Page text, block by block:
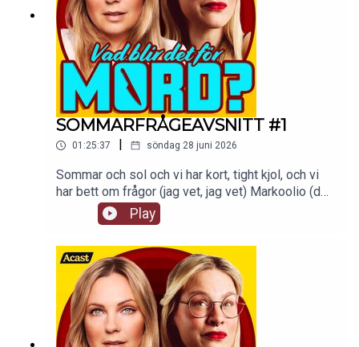
SOMMARFRÅGEAVSNITT #1
01:25:37 söndag 28 juni 2026
Sommar och sol och vi har kort, tight kjol, och vi
har bett om frågor (jag vet, jag vet) Markoolio (det
är jag!). Ni har skickat in frågor till
vadblirdetformord@gmail.com och här kommer
ett sommaravsnitt där vi svarar på ett axplock av
dem!tw: navelskåderiAvsnittet finns att kolla på
som video på Supercast.
Play